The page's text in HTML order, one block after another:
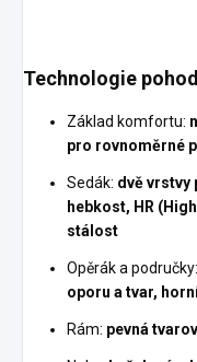
Technologie
Základ komfortu:
pro rovnoměrné
Sedák: dvě vrstvy
hebkost, HR
stálost
Opěrák a područky:
oporu a tvar,
Rám: pevná